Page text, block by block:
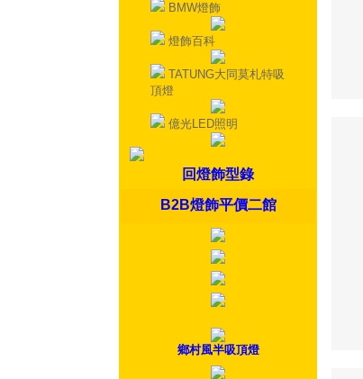
BMW燈飾
燈飾百科
TATUNG大同莫札特吸
頂燈
億光LED照明
回燈飾型錄
B2B燈飾平價二館
鄉村風半吸頂燈